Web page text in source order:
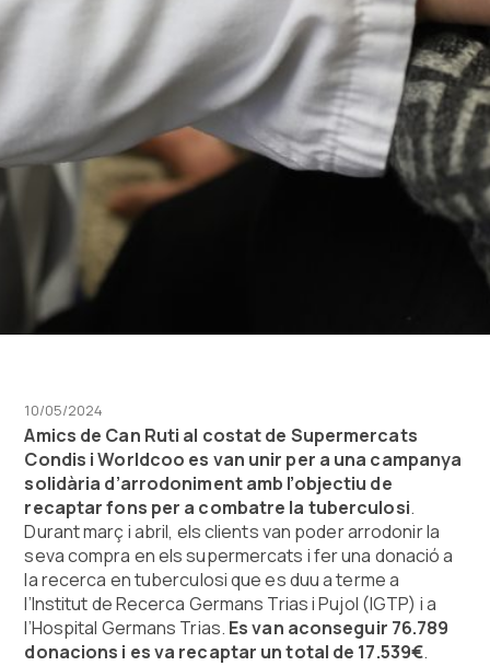
10/05/2024
Amics de Can Ruti al costat de Supermercats
Condis i Worldcoo es van unir per a una campanya
solidària d’arrodoniment amb l’objectiu de
recaptar fons per a combatre la tuberculosi.
Durant març i abril, els clients van poder arrodonir la
seva compra en els supermercats i fer una donació a
la recerca en tuberculosi que es duu a terme a
l’Institut de Recerca Germans Trias i Pujol (IGTP) i a
l’Hospital Germans Trias. Es van aconseguir 76.789
donacions i es va recaptar un total de 17.539€.